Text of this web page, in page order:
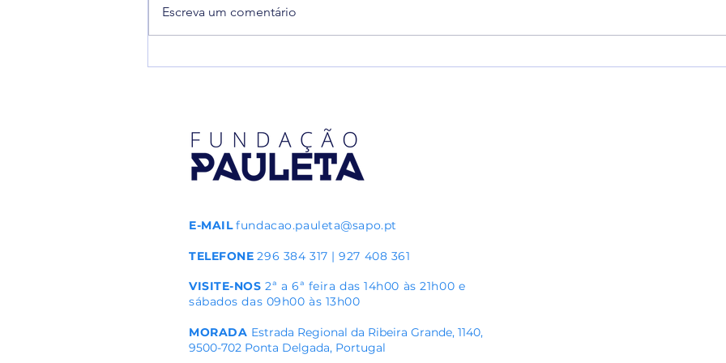
Alteração do formato da 12.ª
Escola de Futebol Pauleta recebe
Escreva um comentário
E-MAIL fundacao.pauleta@sapo.pt
TELEFONE 296 384 317 | 927 408 361
VISITE-NOS 2ª a 6ª feira das 14h00 às 21h00 e
sábados das 09h00 às 13h00
MORADA Estrada Regional da Ribeira Grande, 1140,
9500-702 Ponta Delgada, Portugal